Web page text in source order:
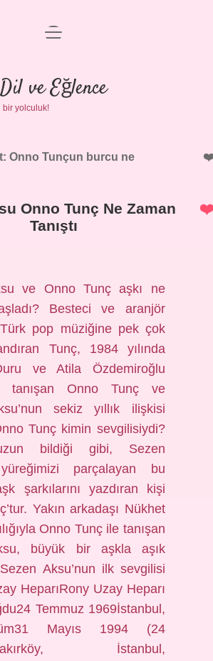
Anasayfa
Gizlilik Politikası
Yasal Uyarı
menüyü
Dil ve Eğlence
bir yolculuk!
Onno Tunçun burcu ne
Onno Tunç Ne Zaman
Tanıştı
ve Onno Tunç aşkı ne
Besteci ve aranjör
pop müziğine pek çok
Tunç, 1984 yılında
ve Atila Özdemiroğlu
tanışan Onno Tunç ve
sekiz yıllık ilişkisi
Tunç kimin sevgilisiydi?
bildiği gibi, Sezen
parçalayan bu
şarkılarını yazdıran kişi
Yakın arkadaşı Nükhet
Onno Tunç ile tanışan
büyük bir aşkla aşık
Aksu’nun ilk sevgilisi
HeparıRony Uzay Heparı
Temmuz 1969İstanbul,
Mayıs 1994 (24
İstanbul,